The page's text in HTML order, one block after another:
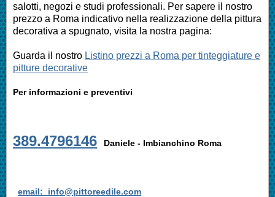
salotti, negozi e studi professionali. Per sapere il nostro
prezzo a Roma indicativo nella realizzazione della pittura
decorativa a spugnato, visita la nostra pagina:
Guarda il nostro Listino prezzi a Roma per tinteggiature e
pitture decorative
Per informazioni e preventivi
389.4796146 Daniele - Imbianchino Roma
email: info@pittoreedile.com